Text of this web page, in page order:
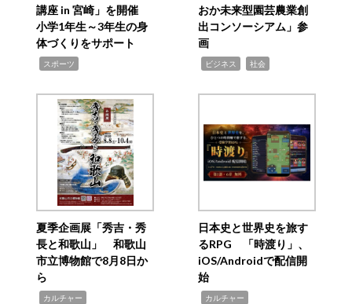
講座 in 宮崎」を開催
小学1年生～3年生の身
体づくりをサポート
スポーツ
おか未来型園芸農業創
出コンソーシアム」参
画
ビジネス 社会
夏季企画展「秀吉・秀
長と和歌山」 和歌山
市立博物館で8月8日か
ら
カルチャー
日本史と世界史を旅す
るRPG 「時渡り」、
iOS/Androidで配信開
始
カルチャー